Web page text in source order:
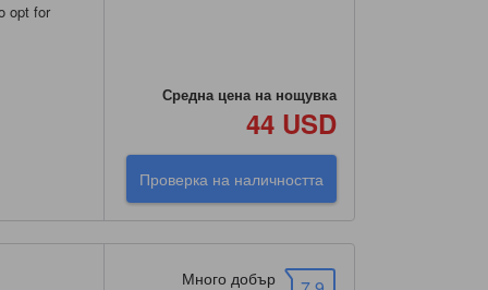
opt for
Средна цена на нощувка
44 USD
Проверка на наличността
Много добър